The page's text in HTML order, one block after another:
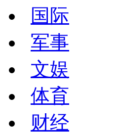
国际
军事
文娱
体育
财经